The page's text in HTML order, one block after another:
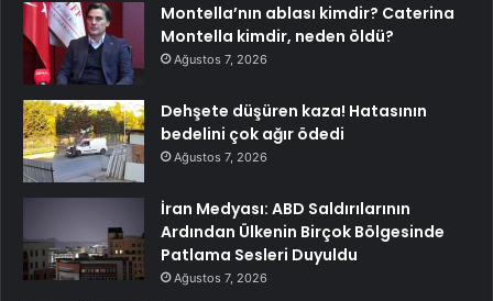
Montella’nın ablası kimdir? Caterina
Montella kimdir, neden öldü?
Ağustos 7, 2026
Dehşete düşüren kaza! Hatasının
bedelini çok ağır ödedi
Ağustos 7, 2026
İran Medyası: ABD Saldırılarının
Ardından Ülkenin Birçok Bölgesinde
Patlama Sesleri Duyuldu
Ağustos 7, 2026